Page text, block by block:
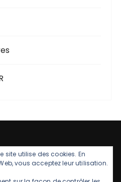
site utilise des cookies. En
vous acceptez leur utilisation.